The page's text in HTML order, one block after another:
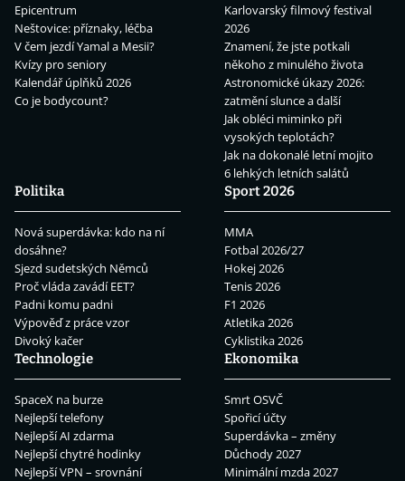
Epicentrum
Neštovice: příznaky, léčba
V čem jezdí Yamal a Mesii?
Kvízy pro seniory
Kalendář úplňků 2026
Co je bodycount?
Karlovarský filmový festival
2026
Znamení, že jste potkali
někoho z minulého života
Astronomické úkazy 2026:
zatmění slunce a další
Jak obléci miminko při
vysokých teplotách?
Jak na dokonalé letní mojito
6 lehkých letních salátů
Politika
Nová superdávka: kdo na ní
dosáhne?
Sjezd sudetských Němců
Proč vláda zavádí EET?
Padni komu padni
Výpověď z práce vzor
Divoký kačer
Sport 2026
MMA
Fotbal 2026/27
Hokej 2026
Tenis 2026
F1 2026
Atletika 2026
Cyklistika 2026
Technologie
SpaceX na burze
Nejlepší telefony
Nejlepší AI zdarma
Nejlepší chytré hodinky
Nejlepší VPN – srovnání
Ekonomika
Smrt OSVČ
Spořicí účty
Superdávka – změny
Důchody 2027
Minimální mzda 2027